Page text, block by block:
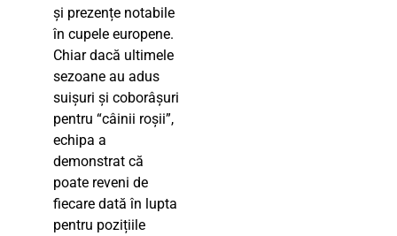
și prezențe notabile
în cupele europene.
Chiar dacă ultimele
sezoane au adus
suișuri și coborâșuri
pentru “câinii roșii”,
echipa a
demonstrat că
poate reveni de
fiecare dată în lupta
pentru pozițiile